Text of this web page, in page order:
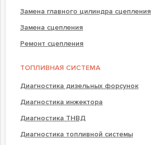
Замена главного цилиндра сцепления
Замена сцепления
Ремонт сцепления
ТОПЛИВНАЯ СИСТЕМА
Диагностика дизельных форсунок
Диагностика инжектора
Диагностика ТНВД
Диагностика топливной системы